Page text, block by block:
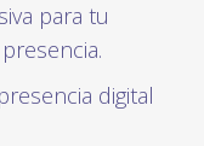
para tu
digital